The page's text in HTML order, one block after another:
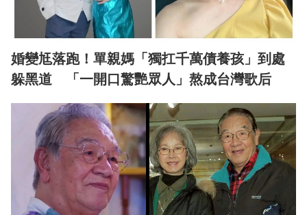
婚變尪落跑！單親媽「獨扛千萬債養孩」到處
躲黑道 「一開口驚艷眾人」熬成台灣歌后